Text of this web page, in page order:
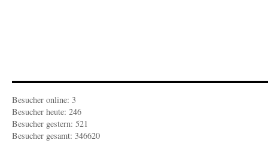
Besucher online: 3
Besucher heute: 246
Besucher gestern: 521
Besucher gesamt: 346620